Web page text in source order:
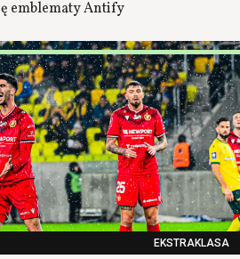
emblematy Antify
EKSTRAKLASA